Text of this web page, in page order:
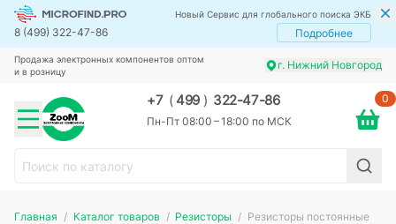
Новый Сервис для глобального поиска ЭКБ
8 (499) 322-47-86 Подробнее
Продажа электронных компонентов оптом
и в розницу
г. Нижний Новгород
+7 (499 ) 322-47-86
Пн-Пт 08:00 – 18:00 по МСК
0
Главная Каталог товаров Резисторы Резисторы постоянные